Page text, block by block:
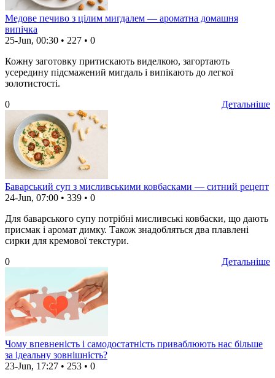
Медове печиво з цілим мигдалем — ароматна домашня
випічка
25-Jun, 00:30 • 227 • 0
Кожну заготовку притискають виделкою, загортають
усередину підсмажений мигдаль і випікають до легкої
золотистості.
Детальніше
0
Баварський суп з мисливськими ковбасками — ситний рецепт
24-Jun, 07:00 • 339 • 0
Для баварського супу потрібні мисливські ковбаски, що дають
присмак і аромат димку. Також знадобляться два плавлені
сирки для кремової текстури.
Детальніше
0
Чому впевненість і самодостатність приваблюють нас більше
за ідеальну зовнішність?
23-Jun, 17:27 • 253 • 0